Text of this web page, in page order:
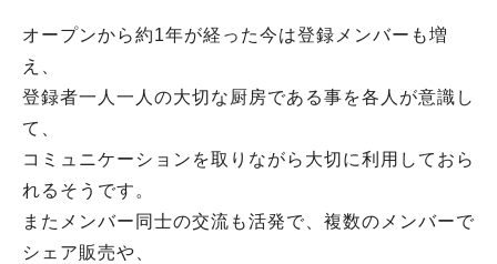
オープンから約1年が経った今は登録メンバーも増
え、
登録者一人一人の大切な厨房である事を各人が意識し
て、
コミュニケーションを取りながら大切に利用しておら
れるそうです。
またメンバー同士の交流も活発で、複数のメンバーで
シェア販売や、